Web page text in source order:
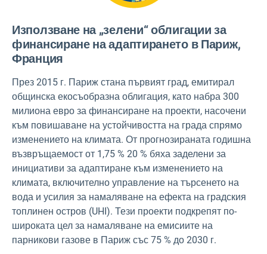
Използване на „зелени“ облигации за
финансиране на адаптирането в Париж,
Франция
През 2015 г. Париж стана първият град, емитирал
общинска екосъобразна облигация, като набра 300
милиона евро за финансиране на проекти, насочени
към повишаване на устойчивостта на града спрямо
изменението на климата. От прогнозираната годишна
възвръщаемост от 1,75 % 20 % бяха заделени за
инициативи за адаптиране към изменението на
климата, включително управление на търсенето на
вода и усилия за намаляване на ефекта на градския
топлинен остров (UHI). Тези проекти подкрепят по-
широката цел за намаляване на емисиите на
парникови газове в Париж със 75 % до 2030 г.